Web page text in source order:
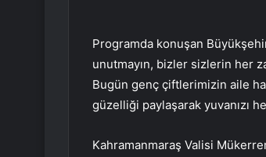
Programda konuşan
unutmayın, bizler sizlerin her
Bugün genç çiftlerimizin aile
güzelliği paylaşarak yuvanızı
Kahramanmaraş Valisi